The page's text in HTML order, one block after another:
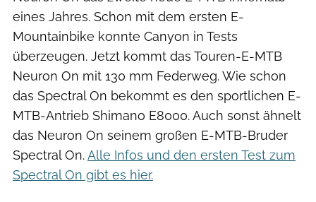
eines Jahres. Schon mit dem ersten E-
Mountainbike konnte Canyon in Tests
überzeugen. Jetzt kommt das Touren-E-MTB
Neuron On mit 130 mm Federweg. Wie schon
das Spectral On bekommt es den sportlichen E-
MTB-Antrieb Shimano E8000. Auch sonst ähnelt
das Neuron On seinem großen E-MTB-Bruder
Spectral On.Alle Infos und den ersten Test zum
Spectral On gibt es hier.